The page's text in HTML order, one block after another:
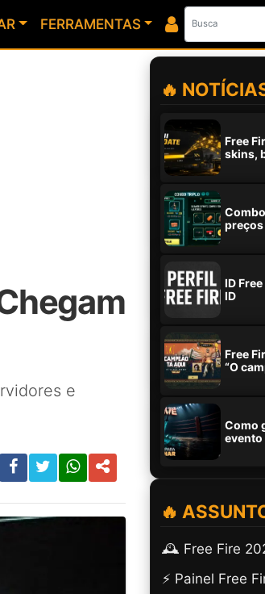
FERRAMENTAS
e
🔥
Free
skins,
preços
ID
ID
Free
“O
Como
evento
🔥
🕰️ Free Fire
⚡ Painel Free